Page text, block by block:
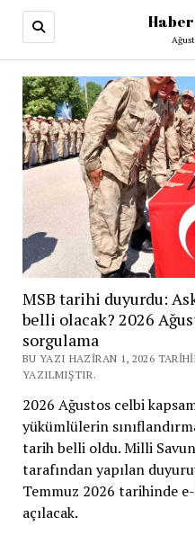
MSB tarihi duyurdu:
belli olacak? 2026
sorgulama
BU YAZI HAZIRAN 1, 2026
YAZILMIŞTIR.
2026 Ağustos celbi
yükümlülerin
tarih belli oldu. Milli
tarafından yapılan
Temmuz 2026 tarihinde
açılacak.